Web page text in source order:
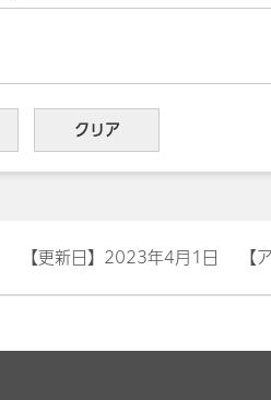
【更新日】 2023年4月1日 【